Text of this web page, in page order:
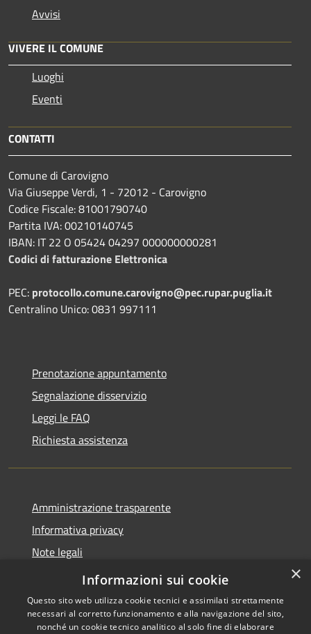
Avvisi
VIVERE IL COMUNE
Luoghi
Eventi
CONTATTI
Comune di Carovigno
Via Giuseppe Verdi, 1 - 72012 - Carovigno
Codice Fiscale: 81001790740
Partita IVA: 00210140745
IBAN: IT 22 O 05424 04297 000000000281
Codici di fatturazione Elettronica
PEC: protocollo.comune.carovigno@pec.rupar.puglia.it
Centralino Unico: 0831 997111
Prenotazione appuntamento
Segnalazione disservizio
Leggi le FAQ
Richiesta assistenza
Amministrazione trasparente
Informativa privacy
Note legali
Dichiarazione di accessibilità
×
Informazioni sui cookie
Questo sito web utilizza cookie tecnici e assimilati strettamente
necessari al corretto funzionamento e alla navigazione del sito,
nonché un cookie tecnico analitico al solo fine di elaborare